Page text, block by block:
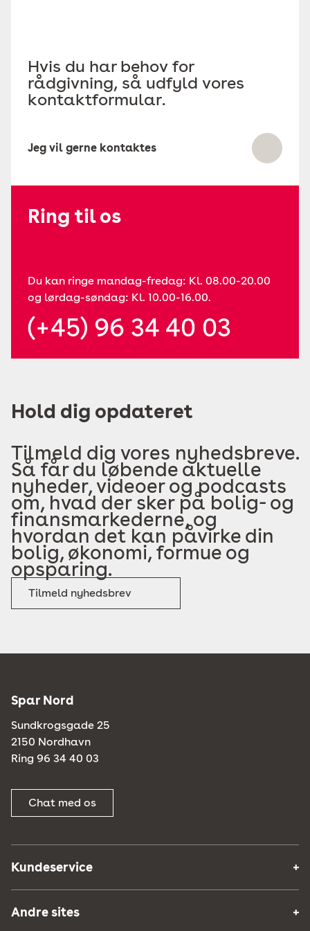
Hvis du har behov for
rådgivning, så udfyld vores
kontaktformular.
Jeg vil gerne kontaktes
Ring til os
Du kan ringe mandag-fredag: Kl. 08.00-20.00
og lørdag-søndag: Kl. 10.00-16.00.
(+45) 96 34 40 03
Hold dig opdateret
Tilmeld dig vores nyhedsbreve.
Så får du løbende aktuelle
nyheder, videoer og podcasts
om, hvad der sker på bolig- og
finansmarkederne, og
hvordan det kan påvirke din
bolig, økonomi, formue og
opsparing.
Tilmeld nyhedsbrev
Spar Nord
Sundkrogsgade 25
2150 Nordhavn
Ring 96 34 40 03
Chat med os
Kundeservice
Andre sites